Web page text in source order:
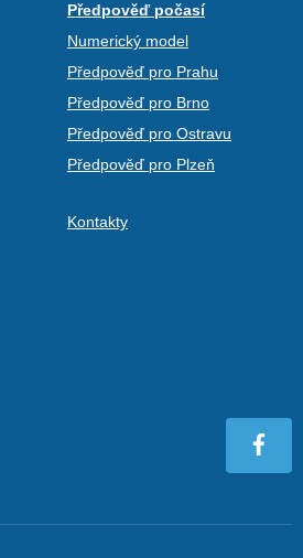
Předpověď počasí
Numerický model
Předpověď pro Prahu
Předpověď pro Brno
Předpověď pro Ostravu
Předpověď pro Plzeň
Kontakty